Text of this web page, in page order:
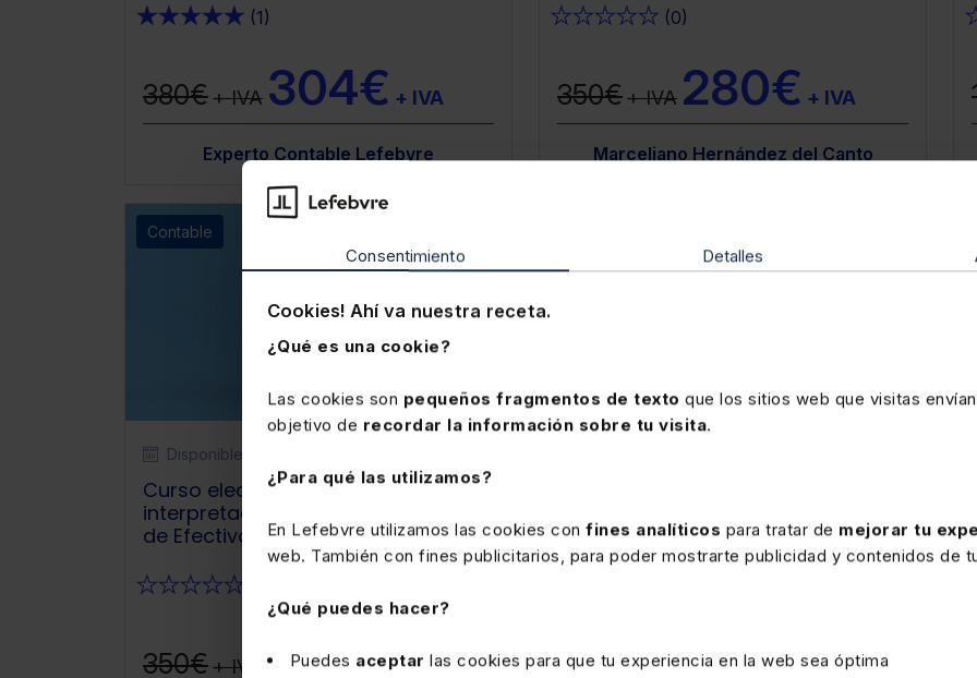
Consentimiento Detalles
Cookies! Ahí va nuestra receta.
¿Qué es una cookie?
Las cookies son pequeños fragmentos de texto que los sitios web que visitas
objetivo de recordar la información sobre tu visita.
¿Para qué las utilizamos?
En Lefebvre utilizamos las cookies con fines analíticos para tratar de mejorar tu
web. También con fines publicitarios, para poder mostrarte publicidad y contenidos de
¿Qué puedes hacer?
Puedes aceptar las cookies para que tu experiencia en la web sea óptima
★★★★★ (1)
380€+ IVA 304€ + IVA
Experto Contable Lefebvre Experto Contable Lefebvre
★★★★★ (0)
350€+ IVA 280€ + IVA
Marceliano Hernández del Canto Marceliano Hernández del Canto
Lefebvre Lefebvre
Contable
Disponible
Curso elearning La confección e
interpretación del Estado de Flujos
de Efectivo
★★★★★
350€+ IVA 280€ + IVA 350€+ IVA280€+ IVA